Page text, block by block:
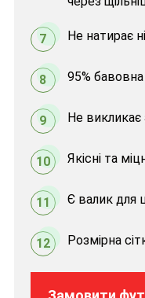
7 Не натирає
8 95%
9 Не викликає
10 Якісні та
11 Є валик для
12 Розмірна